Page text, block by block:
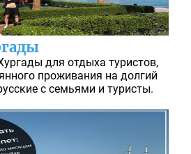
для отдыха туристов,
проживания на долгий
с семьями и туристы.